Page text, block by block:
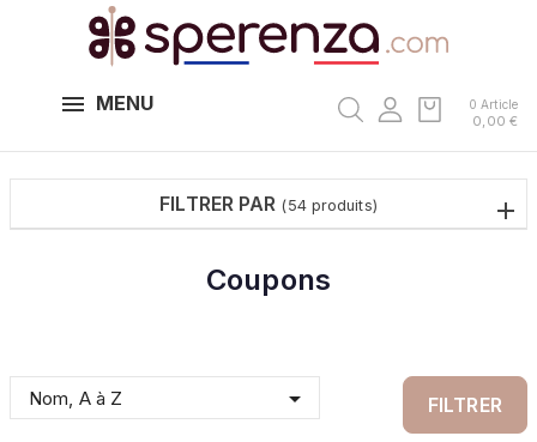
MENU 0 Article
0,00 €
FILTRER PAR (54 produits)
Coupons
Nom, A à Z  FILTRER